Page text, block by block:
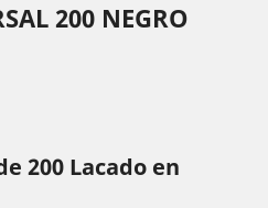
200 NEGRO
200 Lacado en